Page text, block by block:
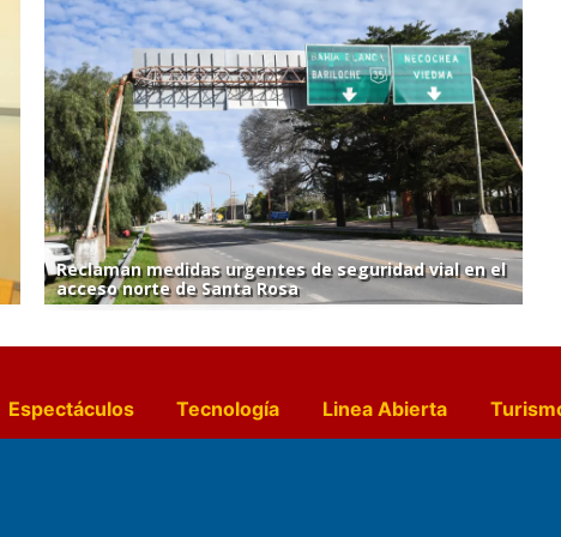
Reclaman medidas urgentes de seguridad vial en el
acceso norte de Santa Rosa
Espectáculos Tecnología Linea Abierta